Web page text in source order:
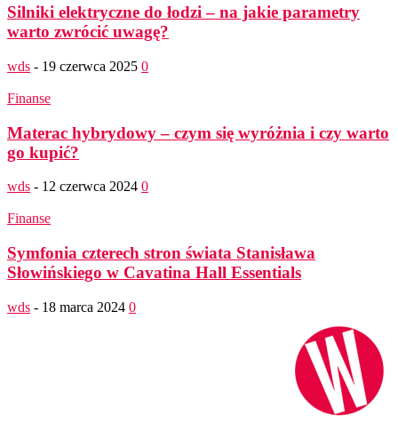
Silniki elektryczne do łodzi – na jakie parametry
warto zwrócić uwagę?
wds - 19 czerwca 2025 0
Finanse
Materac hybrydowy – czym się wyróżnia i czy warto
go kupić?
wds - 12 czerwca 2024 0
Finanse
Symfonia czterech stron świata Stanisława
Słowińskiego w Cavatina Hall Essentials
wds - 18 marca 2024 0